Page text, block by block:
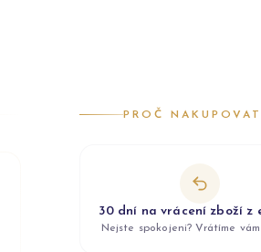
PROČ
30 dní na vrácení zboží z
Nejste spokojeni? Vrátíme